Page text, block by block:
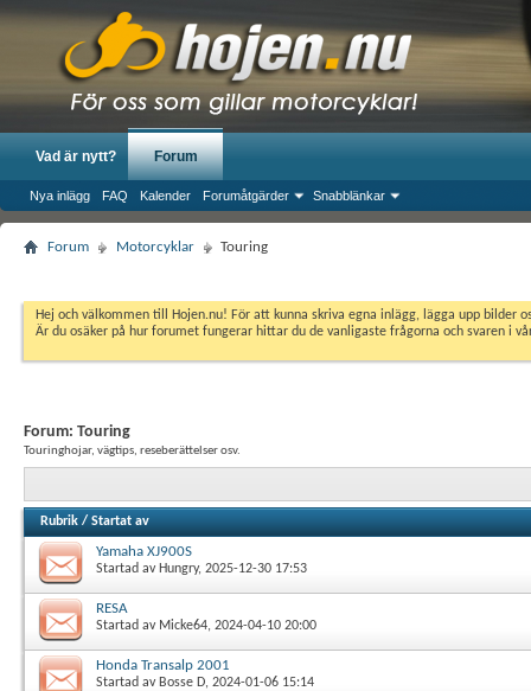
Vad är nytt? Forum
Nya inlägg FAQ Kalender Forumåtgärder Snabblänkar
Forum Motorcyklar Touring
Hej och välkommen till Hojen.nu! För att kunna skriva egna inlägg, lägga upp
Är du osäker på hur forumet fungerar hittar du de vanligaste frågorna och svaren i
Forum: Touring
Touringhojar, vägtips, reseberättelser osv.
Rubrik / Startat av
Yamaha XJ900S
Startad av Hungry, 2025-12-30 17:53
RESA
Startad av Micke64, 2024-04-10 20:00
Honda Transalp 2001
Startad av Bosse D, 2024-01-06 15:14